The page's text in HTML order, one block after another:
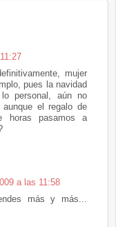
mujer
pues la navidad
personal, aún no
el regalo de
horas pasamos a
a las 11:58
más y más...